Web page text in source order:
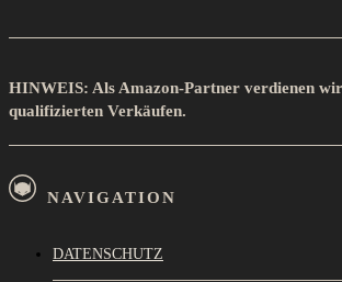
HINWEIS: Als Amazon-Partner verdienen
qualifizierten Verkäufen.
NAVIGATION
DATENSCHUTZ